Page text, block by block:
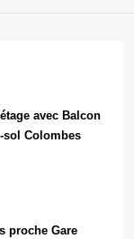
avec Balcon
sol Colombes
proche Gare